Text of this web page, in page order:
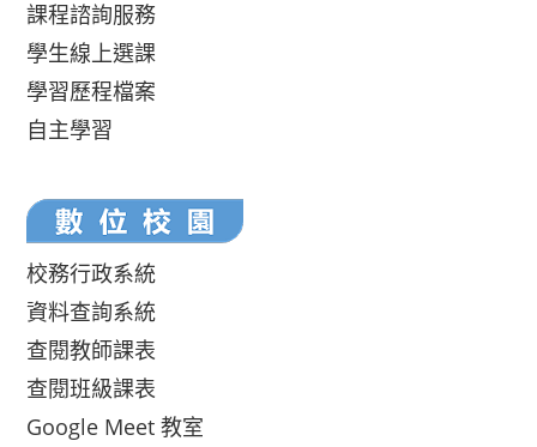
課程諮詢服務
學生線上選課
學習歷程檔案
自主學習
校務行政系統
資料查詢系統
查閱教師課表
查閱班級課表
Google Meet 教室